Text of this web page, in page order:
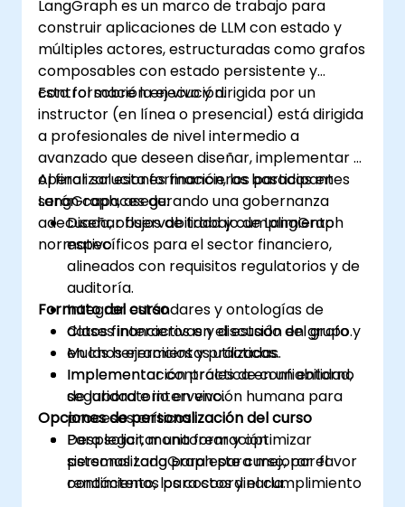
LangGraph es un marco de trabajo para
construir aplicaciones de LLM con estado y
múltiples actores, estructuradas como grafos
composables con estado persistente y
control sobre la ejecución.
Esta formación en vivo y dirigida por un
instructor (en línea o presencial) está dirigida
a profesionales de nivel intermedio a
avanzado que deseen diseñar, implementar y
operar soluciones financieras basadas en
LangGraph, asegurando una gobernanza
adecuada, observabilidad y cumplimiento
normativo.
Al finalizar esta formación, los participantes
serán capaces de:
Diseñar flujos de trabajo de LangGraph
específicos para el sector financiero,
alineados con requisitos regulatorios y de
auditoría.
Integrar estándares y ontologías de
datos financieros en el estado del grafo y
en las herramientas utilizadas.
Implementar controles de confiabilidad,
seguridad e intervención humana para
procesos críticos.
Desplegar, monitorear y optimizar
sistemas LangGraph para mejorar el
rendimiento, los costos y el cumplimiento
Formato del curso
Clases interactivas y discusión en grupo.
Muchos ejercicios y prácticas.
Implementación práctica en un entorno
de laboratorio en vivo.
Opciones de personalización del curso
Para solicitar una formación
personalizada para este curso, por favor
contáctenos para coordinarla.